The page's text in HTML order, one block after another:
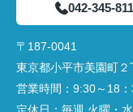
042-345-
〒187-0041
東京都小平市美園町
営業時間： 9:30～18